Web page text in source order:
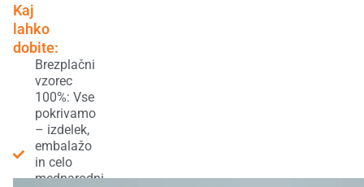
Kaj
lahko
dobite:
Brezplačni
vzorec
100%: Vse
pokrivamo
– izdelek,
embalažo
in celo
mednarodni